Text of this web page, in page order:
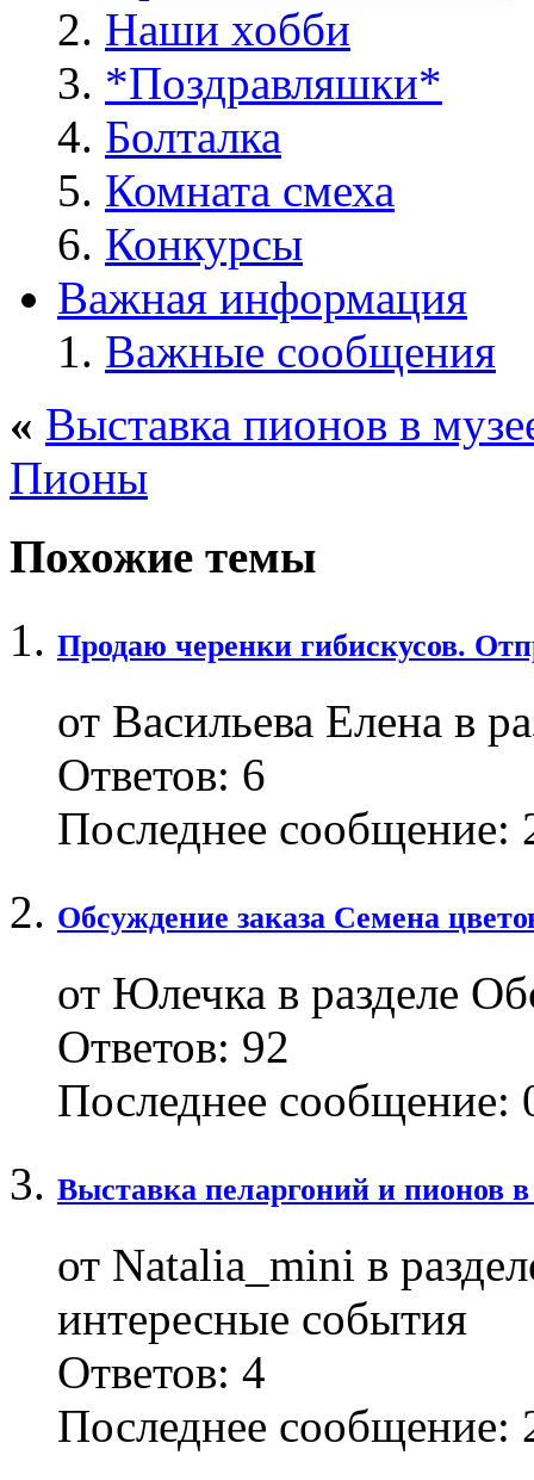
Наши хобби
*Поздравляшки*
Болталка
Комната смеха
Конкурсы
Важная информация
Важные сообщения
« Выставка пионов в
Пионы
Похожие темы
Продаю черенки гибискусов.
от Васильева Елена в
Ответов: 6
Последнее сообщение:
Обсуждение заказа Семена
от Юлечка в разделе
Ответов: 92
Последнее сообщение:
Выставка пеларгоний и пионов
от Natalia_mini в
интересные события
Ответов: 4
Последнее сообщение: